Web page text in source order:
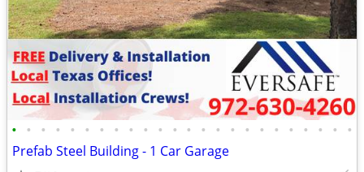
• • • • • • • • • • • • • • • • • • • • • • • •
Prefab Steel Building - 1 Car Garage